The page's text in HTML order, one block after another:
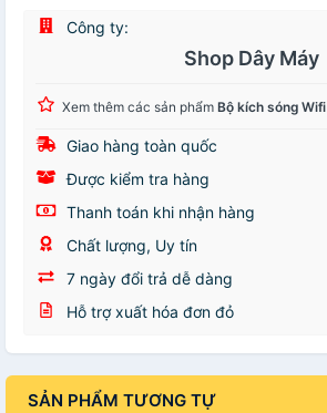
Công ty:
Shop Dây Máy
Xem thêm các sản phẩm Bộ kích sóng Wifi
Giao hàng toàn quốc
Được kiểm tra hàng
Thanh toán khi nhận hàng
Chất lượng, Uy tín
7 ngày đổi trả dễ dàng
Hỗ trợ xuất hóa đơn đỏ
SẢN PHẨM TƯƠNG TỰ